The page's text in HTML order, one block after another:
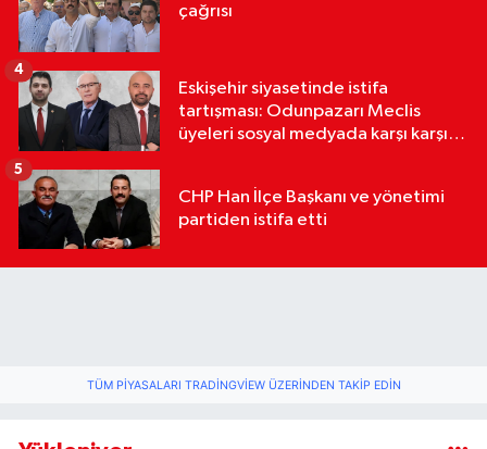
çağrısı
Eskişehir siyasetinde istifa
tartışması: Odunpazarı Meclis
üyeleri sosyal medyada karşı karşıya
4
CHP Han İlçe Başkanı ve yönetimi
partiden istifa etti
5
TÜM PIYASALARI TRADINGVIEW ÜZERINDEN TAKIP EDIN